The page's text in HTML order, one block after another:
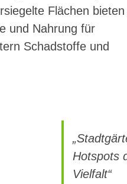
Flächen bieten
und Nahrung für
Schadstoffe und
Hotspots
Vielfalt“